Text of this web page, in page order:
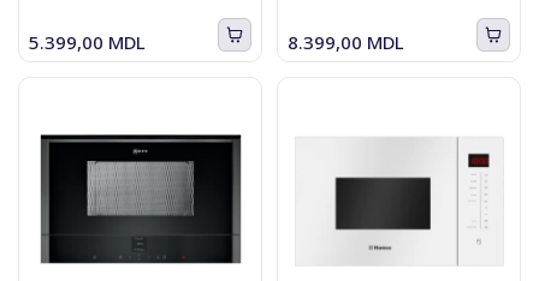
5.399,00 MDL 8.399,00 MDL